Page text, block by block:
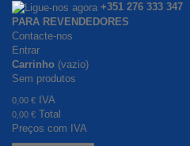
+351 276 333
PARA REVENDEDORES
Contacte-nos
Entrar
Carrinho (vazio)
Sem produtos
0,00 € IVA
0,00 € Total
Preços com IVA